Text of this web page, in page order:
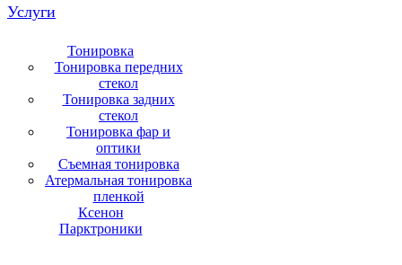
Услуги
Тонировка
Тонировка передних
стекол
Тонировка задних
стекол
Тонировка фар и
оптики
Съемная тонировка
Атермальная тонировка
пленкой
Ксенон
Парктроники